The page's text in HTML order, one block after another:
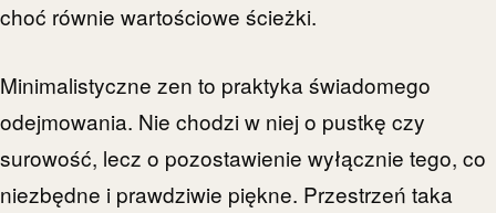
choć równie wartościowe ścieżki.
Minimalistyczne zen to praktyka świadomego
odejmowania. Nie chodzi w niej o pustkę czy
surowość, lecz o pozostawienie wyłącznie tego, co
niezbędne i prawdziwie piękne. Przestrzeń taka